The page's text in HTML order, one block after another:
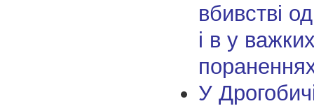
вбивстві
і в у
У